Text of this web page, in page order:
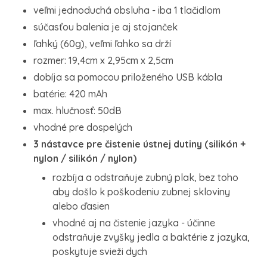
veľmi jednoduchá obsluha - iba 1 tlačidlom
súčasťou balenia je aj stojanček
ľahký (60g), veľmi ľahko sa drží
rozmer: 19,4cm x 2,95cm x 2,5cm
dobíja sa pomocou priloženého USB kábla
batérie: 420 mAh
max. hlučnosť: 50dB
vhodné pre dospelých
3 nástavce pre čistenie ústnej dutiny (silikón +
nylon / silikón / nylon)
rozbíja a odstraňuje zubný plak, bez toho
aby došlo k poškodeniu zubnej skloviny
alebo ďasien
vhodné aj na čistenie jazyka - účinne
odstraňuje zvyšky jedla a baktérie z jazyka,
poskytuje svieži dych